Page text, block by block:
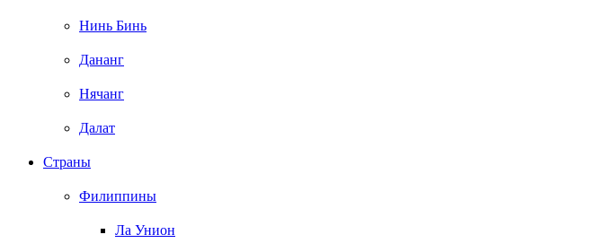
Нинь Бинь
Дананг
Нячанг
Далат
Страны
Филиппины
Ла Унион